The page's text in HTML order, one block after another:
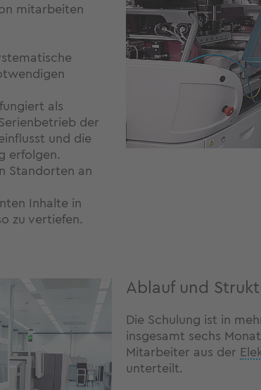
mitarbeiten
als
der
und die
erfolgen.
Standorten an
Inhalte in
zu vertiefen.
Ablauf und
Die Schulung ist in
insgesamt sechs
Mitarbeiter aus der
unterteilt.